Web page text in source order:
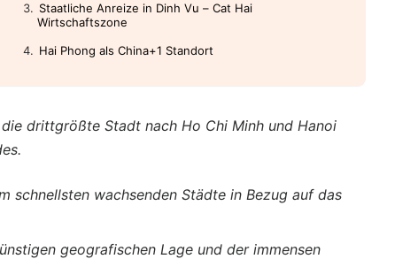
Staatliche Anreize in Dinh Vu – Cat Hai
Wirtschaftszone
Hai Phong als China+1 Standort
drittgrößte Stadt nach Ho Chi Minh und Hanoi
schnellsten wachsenden Städte in Bezug auf das
geografischen Lage und der immensen